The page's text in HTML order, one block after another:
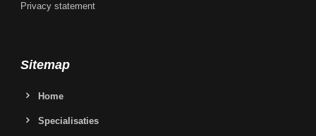
Privacy statement
Sitemap
Home
Specialisaties